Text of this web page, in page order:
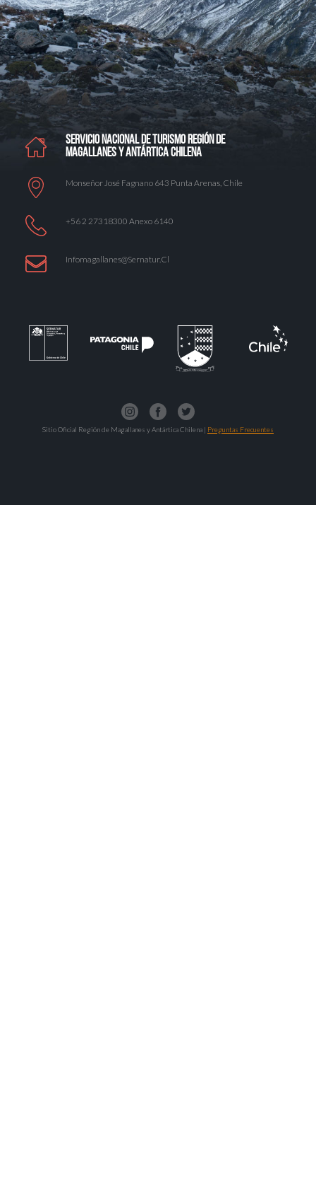
SERVICIO NACIONAL DE TURISMO REGIÓN DE
MAGALLANES Y ANTÁRTICA CHILENA
Monseñor José Fagnano 643 Punta Arenas, Chile
+56 2 27318300 Anexo 6140
Infomagallanes@Sernatur.cl
Sitio Oficial Región de Magallanes y Antártica Chilena | Preguntas Frecuentes